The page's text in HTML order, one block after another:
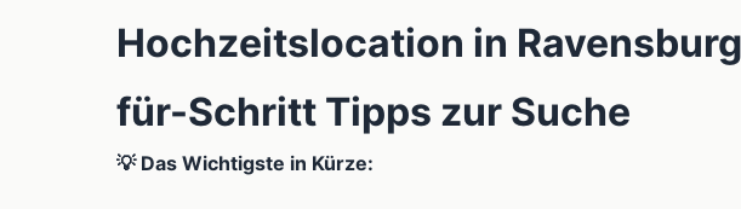
Hochzeitslocation in
für-Schritt Tipps zur Suche
💡 Das Wichtigste in Kürze: